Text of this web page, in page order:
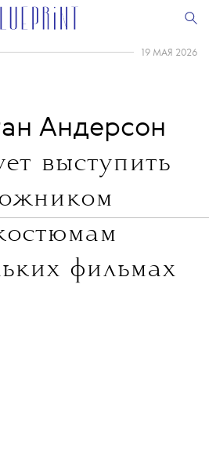
19 МАЯ 2026
Андерсон
выступить
фильмах